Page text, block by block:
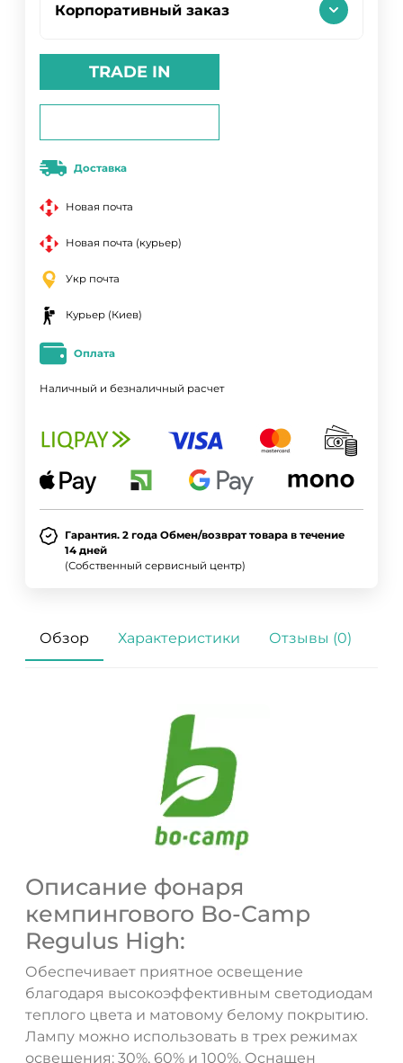
Корпоративный заказ
TRADE IN
Доставка
Новая почта
Новая почта (курьер)
Укр почта
Курьер (Киев)
Оплата
Наличный и безналичный расчет
Гарантия. 2 года Обмен/возврат товара в течение
14 дней
(Собственный сервисный центр)
Обзор Характеристики Отзывы (0)
Описание фонаря
кемпингового Bo-Camp
Regulus High:
Обеспечивает приятное освещение
благодаря высокоэффективным светодиодам
теплого цвета и матовому белому покрытию.
Лампу можно использовать в трех режимах
освещения: 30%, 60% и 100%. Оснащен